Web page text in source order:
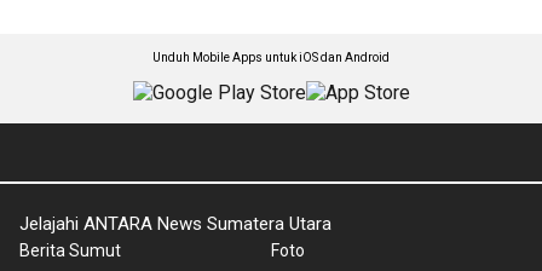
Unduh Mobile Apps untuk iOS dan Android
Jelajahi ANTARA News Sumatera Utara
Berita Sumut
Foto